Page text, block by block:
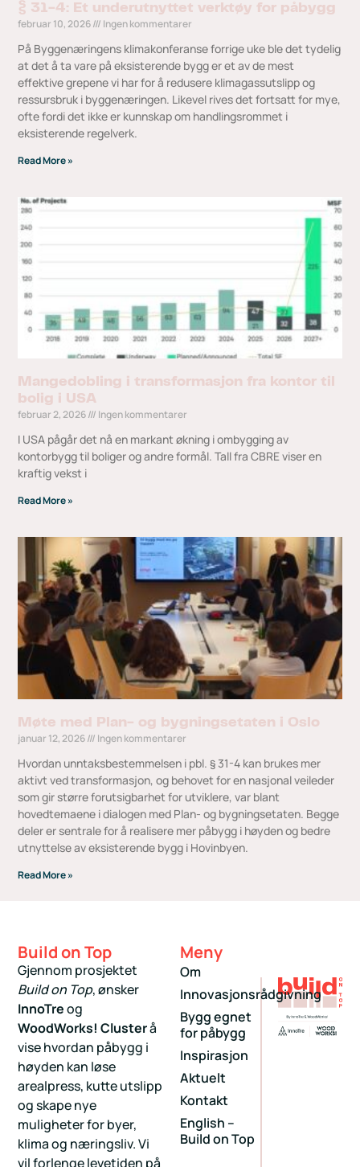
§ 31-4: Et underutnyttet verktøy for påbygg
februar 10, 2026 Ingen kommentarer
På Byggenæringens klimakonferanse forrige uke ble det tydelig
at det å ta vare på eksisterende bygg er et av de mest
effektive grepene vi har for å redusere klimagassutslipp og
ressursbruk i byggenæringen. Likevel rives det fortsatt for mye,
ofte fordi det ikke er kunnskap om handlingsrommet i
eksisterende regelverk.
Read More »
Mangedobling i transformasjon fra kontor til
bolig i USA
februar 2, 2026 Ingen kommentarer
I USA pågår det nå en markant økning i ombygging av
kontorbygg til boliger og andre formål. Tall fra CBRE viser en
kraftig vekst i
Read More »
Møte med Plan- og bygningsetaten i Oslo
januar 12, 2026 Ingen kommentarer
Hvordan unntaksbestemmelsen i pbl. § 31-4 kan brukes mer
aktivt ved transformasjon, og behovet for en nasjonal veileder
som gir større forutsigbarhet for utviklere, var blant
hovedtemaene i dialogen med Plan- og bygningsetaten. Begge
deler er sentrale for å realisere mer påbygg i høyden og bedre
utnyttelse av eksisterende bygg i Hovinbyen.
Read More »
Build on Top
Gjennom prosjektet
Build on Top, ønsker
InnoTreog
WoodWorks! Clusterå
vise hvordan påbygg i
høyden kan løse
arealpress, kutte utslipp
og skape nye
muligheter for byer,
klima og næringsliv. Vi
vil forlenge levetiden på
Meny
Om
Innovasjonsrådgivning
Bygg egnet
for påbygg
Inspirasjon
Aktuelt
Kontakt
English –
Build on Top